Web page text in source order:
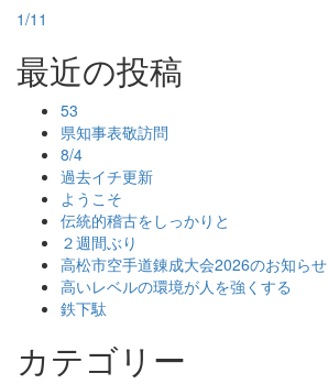
投
稿
ナ
ビ
ゲ
ー
シ
ョ
ン
1/11
最近の投稿
53
県知事表敬訪問
8/4
過去イチ更新
ようこそ
伝統的稽古をしっかりと
２週間ぶり
高松市空手道錬成大会2026のお知らせ
高いレベルの環境が人を強くする
鉄下駄
カテゴリー